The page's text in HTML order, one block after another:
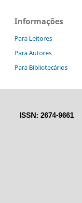
Informações
Para Leitores
Para Autores
Para Bibliotecários
ISSN: 2674-9661